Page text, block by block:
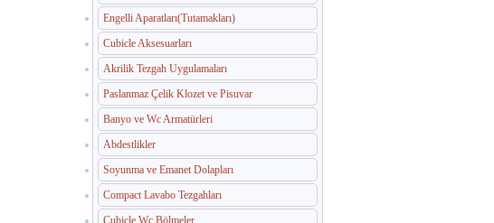
Engelli Aparatları(Tutamakları)
Cubicle Aksesuarları
Akrilik Tezgah Uygulamaları
Paslanmaz Çelik Klozet ve Pisuvar
Banyo ve Wc Armatürleri
Abdestlikler
Soyunma ve Emanet Dolapları
Compact Lavabo Tezgahları
Cubicle Wc Bölmeler